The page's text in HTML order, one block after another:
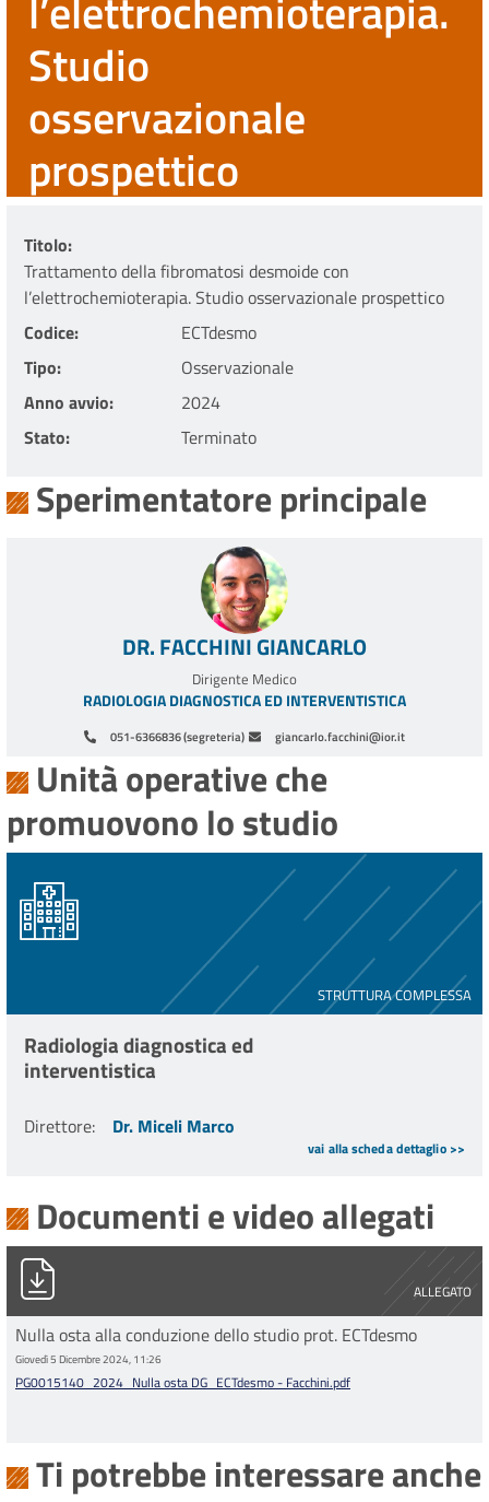
Studio
osservazionale
prospettico
Titolo
Trattamento della fibromatosi desmoide con
l’elettrochemioterapia. Studio osservazionale prospettico
Codice
ECTdesmo
Tipo
Osservazionale
Anno avvio
2024
Stato
Terminato
Sperimentatore principale
051-6366836 (segreteria) giancarlo.facchini@ior.it
DR. FACCHINI GIANCARLO
Dirigente Medico
RADIOLOGIA DIAGNOSTICA ED INTERVENTISTICA
Unità operative che
promuovono lo studio
STRUTTURA COMPLESSA
Radiologia diagnostica ed
interventistica
Direttore: Dr. Miceli Marco
vai alla scheda dettaglio >>
Documenti e video allegati
ALLEGATO
PG0015140_2024_Nulla osta DG_ECTdesmo - Facchini.pdf
Nulla osta alla conduzione dello studio prot. ECTdesmo
Giovedì 5 Dicembre 2024, 11:26
PG0015140_2024_Nulla osta DG_ECTdesmo - Facchini.pdf
Ti potrebbe interessare anche